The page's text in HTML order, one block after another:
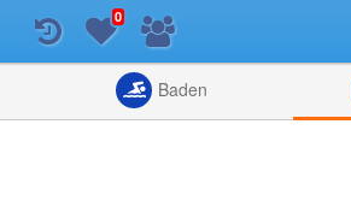
Listenansicht
0
Baden